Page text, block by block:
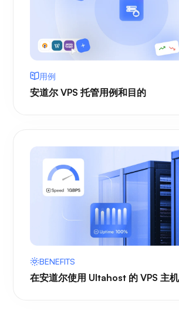
用例
安道尔 VPS 托管用例和目的
BENEFITS
在安道尔使用 Ultahost 的 VPS 主